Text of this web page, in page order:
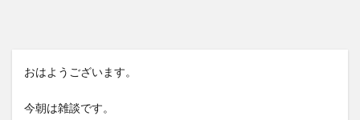
おはようございます。
今朝は雑談です。